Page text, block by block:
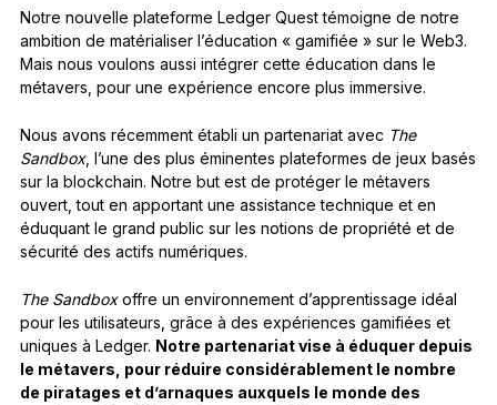
Notre nouvelle plateforme Ledger Quest témoigne de notre
ambition de matérialiser l’éducation « gamifiée » sur le Web3.
Mais nous voulons aussi intégrer cette éducation dans le
métavers, pour une expérience encore plus immersive.
Nous avons récemment établi un partenariat avec The
Sandbox, l’une des plus éminentes plateformes de jeux basés
sur la blockchain. Notre but est de protéger le métavers
ouvert, tout en apportant une assistance technique et en
éduquant le grand public sur les notions de propriété et de
sécurité des actifs numériques.
The Sandboxoffre un environnement d’apprentissage idéal
pour les utilisateurs, grâce à des expériences gamifiées et
uniques à Ledger. Notre partenariat vise à éduquer depuis
le métavers, pour réduire considérablement le nombre
de piratages et d’arnaques auxquels le monde des